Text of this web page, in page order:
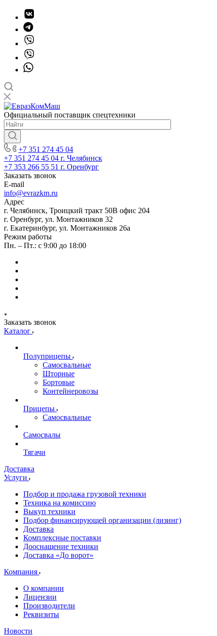
Официальный поставщик спецтехники
+7 351 274 45 04
+7 351 274 45 04 г. Челябинск
+7 353 266 55 51 г. Оренбург
Заказать звонок
E-mail
info@evrazkm.ru
Адрес
г. Челябинск, Троицкий тракт 50В офис 204
г. Оренбург, ул. Монтажников 32
г. Екатеринбург, ул. Монтажников 26а
Режим работы
Пн. – Пт.: с 9:00 до 18:00
Заказать звонок
Каталог
Полуприцепы
Самосвальные
Шторные
Бортовые
Контейнеровозы
Прицепы
Самосвальные
Самосвалы
Тягачи
Доставка
Услуги
Подбор и продажа грузовой техники
Техника на комиссию
Выкуп техники
Подбор финансирующей организации (лизинг)
Доставка
Комплексные поставки
Дооснащение техники
Доставка «До ворот»
Компания
О компании
Лицензии
Производители
Реквизиты
Новости